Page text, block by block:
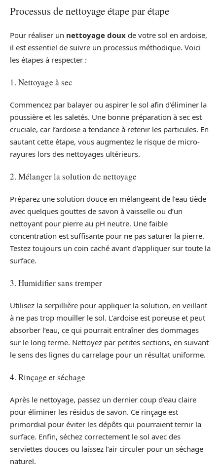
Processus de nettoyage étape par étape
Pour réaliser un nettoyage doux de votre sol en ardoise,
il est essentiel de suivre un processus méthodique. Voici
les étapes à respecter :
1. Nettoyage à sec
Commencez par balayer ou aspirer le sol afin d’éliminer la
poussière et les saletés. Une bonne préparation à sec est
cruciale, car l’ardoise a tendance à retenir les particules. En
sautant cette étape, vous augmentez le risque de micro-
rayures lors des nettoyages ultérieurs.
2. Mélanger la solution de nettoyage
Préparez une solution douce en mélangeant de l’eau tiède
avec quelques gouttes de savon à vaisselle ou d’un
nettoyant pour pierre au pH neutre. Une faible
concentration est suffisante pour ne pas saturer la pierre.
Testez toujours un coin caché avant d’appliquer sur toute la
surface.
3. Humidifier sans tremper
Utilisez la serpillière pour appliquer la solution, en veillant
à ne pas trop mouiller le sol. L’ardoise est poreuse et peut
absorber l’eau, ce qui pourrait entraîner des dommages
sur le long terme. Nettoyez par petites sections, en suivant
le sens des lignes du carrelage pour un résultat uniforme.
4. Rinçage et séchage
Après le nettoyage, passez un dernier coup d’eau claire
pour éliminer les résidus de savon. Ce rinçage est
primordial pour éviter les dépôts qui pourraient ternir la
surface. Enfin, séchez correctement le sol avec des
serviettes douces ou laissez l’air circuler pour un séchage
naturel.